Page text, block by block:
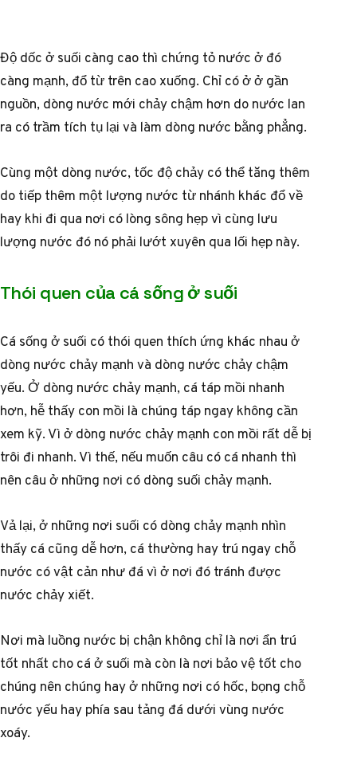
Độ dốc ở suối càng cao thì chứng tỏ nước ở đó
càng mạnh, đổ từ trên cao xuống. Chỉ có ở ở gần
nguồn, dòng nước mới chảy chậm hơn do nước lan
ra có trầm tích tụ lại và làm dòng nước bằng phẳng.
Cùng một dòng nước, tốc độ chảy có thể tăng thêm
do tiếp thêm một lượng nước từ nhánh khác đổ về
hay khi đi qua nơi có lòng sông hẹp vì cùng lưu
lượng nước đó nó phải lướt xuyên qua lối hẹp này.
Thói quen của cá sống ở suối
Cá sống ở suối có thói quen thích ứng khác nhau ở
dòng nước chảy mạnh và dòng nước chảy chậm
yếu. Ở dòng nước chảy mạnh, cá táp mồi nhanh
hơn, hễ thấy con mồi là chúng táp ngay không cần
xem kỹ. Vì ở dòng nước chảy mạnh con mồi rất dễ bị
trôi đi nhanh. Vì thế, nếu muốn câu có cá nhanh thì
nên câu ở những nơi có dòng suối chảy mạnh.
Vả lại, ở những nơi suối có dòng chảy mạnh nhìn
thấy cá cũng dễ hơn, cá thường hay trú ngay chỗ
nước có vật cản như đá vì ở nơi đó tránh được
nước chảy xiết.
Nơi mà luồng nước bị chận không chỉ là nơi ẩn trú
tốt nhất cho cá ở suối mà còn là nơi bảo vệ tốt cho
chúng nên chúng hay ở những nơi có hốc, bọng chỗ
nước yếu hay phía sau tảng đá dưới vùng nước
xoáy.